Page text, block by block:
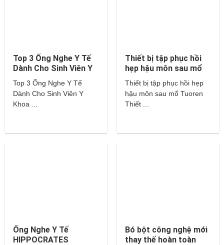
Top 3 Ống Nghe Y Tế
Dành Cho Sinh Viên Y
Khoa – Littmann,
Hippocrates,…
Top 3 Ống Nghe Y Tế
Dành Cho Sinh Viên Y
Khoa ...
Thiết bị tập phục hồi
hẹp hậu môn sau mổ
Tuoren
Thiết bị tập phục hồi hẹp
hậu môn sau mổ Tuoren
Thiết ...
Ống Nghe Y Tế
HIPPOCRATES
Bó bột công nghệ mới
thay thế hoàn toàn